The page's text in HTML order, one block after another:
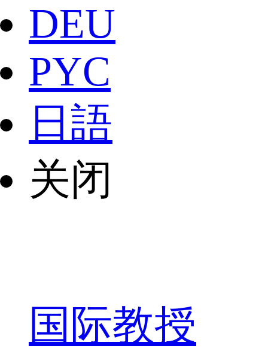
DEU
РYC
日語
关闭
国际教授